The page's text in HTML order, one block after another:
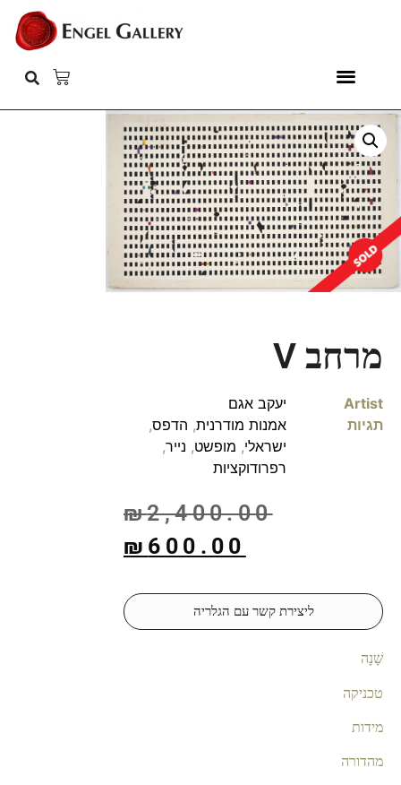
מרחב V
Artist
יעקב אגם
תגיות
אמנות מודרנית, הדפס,
ישראלי, מופשט, נייר,
רפרודוקציות
₪2,400.00
₪ 600.00
ליצירת קשר עם הגלריה
שָׁנָה
טכניקה
מידות
מהדורה